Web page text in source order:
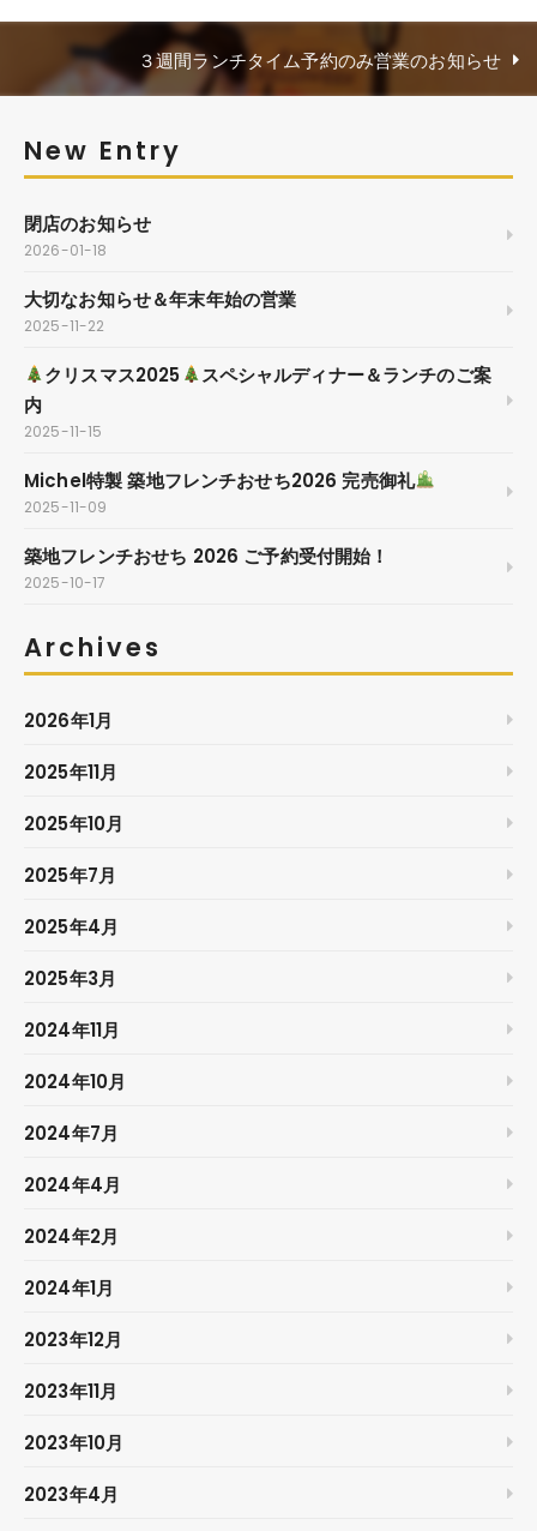
３週間ランチタイム予約のみ営業のお知らせ
New Entry
閉店のお知らせ
2026-01-18
大切なお知らせ＆年末年始の営業
2025-11-22
クリスマス2025
スペシャルディナー＆ランチのご案
内
2025-11-15
Michel特製 築地フレンチおせち2026 完売御礼
2025-11-09
築地フレンチおせち 2026 ご予約受付開始！
2025-10-17
Archives
2026年1月
2025年11月
2025年10月
2025年7月
2025年4月
2025年3月
2024年11月
2024年10月
2024年7月
2024年4月
2024年2月
2024年1月
2023年12月
2023年11月
2023年10月
2023年4月